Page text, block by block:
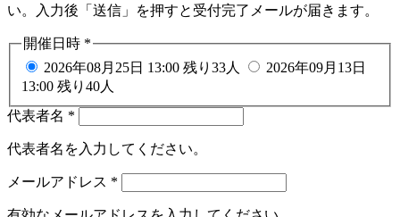
い。入力後「送信」を押すと受付完了メールが届きます。
開催日時 *
2026年08月25日 13:00 残り33人
2026年09月13日
13:00 残り40人
代表者名 *
代表者名を入力してください。
メールアドレス *